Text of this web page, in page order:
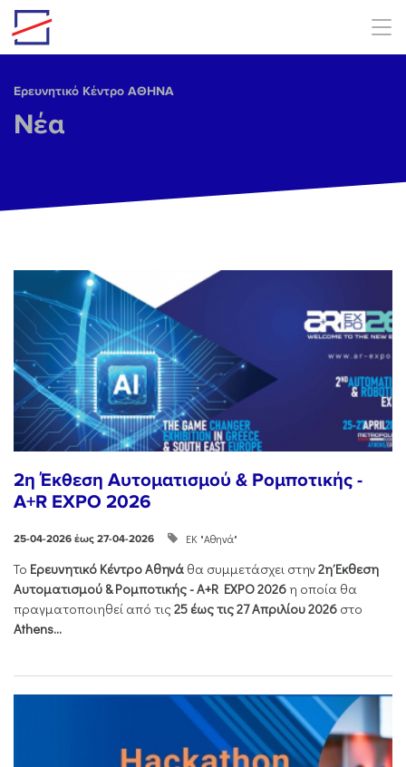
Skip to main content
Ερευνητικό Κέντρο ΑΘΗΝΑ
Νέα
2η Έκθεση Αυτοματισμού & Ρομποτικής -
A+R EXPO 2026
25-04-2026 έως 27-04-2026 ΕΚ "Αθηνά"
Το Ερευνητικό Κέντρο Αθηνά θα συμμετάσχει στην2η Έκθεση
Αυτοματισμού & Ρομποτικής - Α+R EXPO 2026 η οποία θα
πραγματοποιηθεί από τις25 έως τις 27 Απριλίου 2026 στο
Athens...